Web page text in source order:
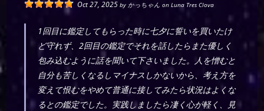
Oct 27, 2025 by かっちゃん onLuna Tres Clova
1回目に鑑定してもらった時に七夕に誓いを買いたけ
ど守れず、2回目の鑑定でそれを話したらまた優しく
包み込むように話を聞いて下さいました。人を憎むと
自分も苦しくなるしマイナスしかないから、考え方を
変えて恨むをやめて普通に接してみたら状況はよくな
るとの鑑定でした。実践しましたら凄く心が軽く、見